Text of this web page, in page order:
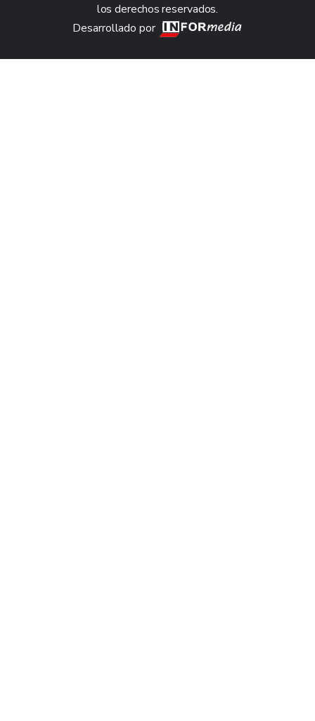
los derechos reservados.
Desarrollado por